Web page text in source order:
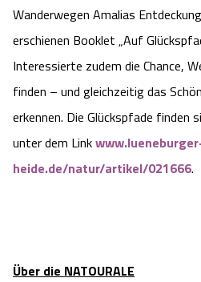
Wanderwegen Amalias
erschienen Booklet „Auf
Interessierte zudem die Chance,
finden – und gleichzeitig das
erkennen. Die Glückspfade finden
unter dem Link
heide.de/natur/artikel/021666.
Über die NATOURALE